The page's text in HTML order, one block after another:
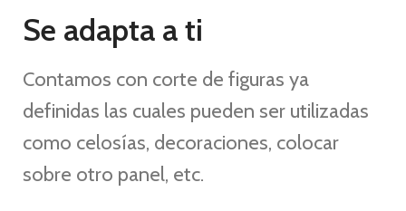
Se adapta a ti
Contamos con corte de figuras ya
definidas las cuales pueden ser utilizadas
como celosías, decoraciones, colocar
sobre otro panel, etc.